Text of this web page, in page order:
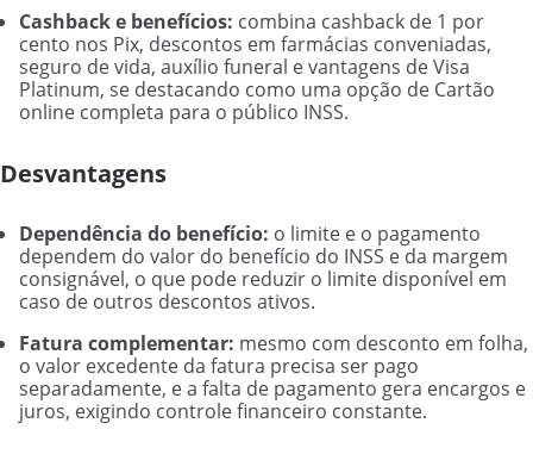
Cashback e benefícios: combina cashback de 1 por
cento nos Pix, descontos em farmácias conveniadas,
seguro de vida, auxílio funeral e vantagens de Visa
Platinum, se destacando como uma opção de Cartão
online completa para o público INSS.
Desvantagens
Dependência do benefício: o limite e o pagamento
dependem do valor do benefício do INSS e da margem
consignável, o que pode reduzir o limite disponível em
caso de outros descontos ativos.
Fatura complementar: mesmo com desconto em folha,
o valor excedente da fatura precisa ser pago
separadamente, e a falta de pagamento gera encargos e
juros, exigindo controle financeiro constante.